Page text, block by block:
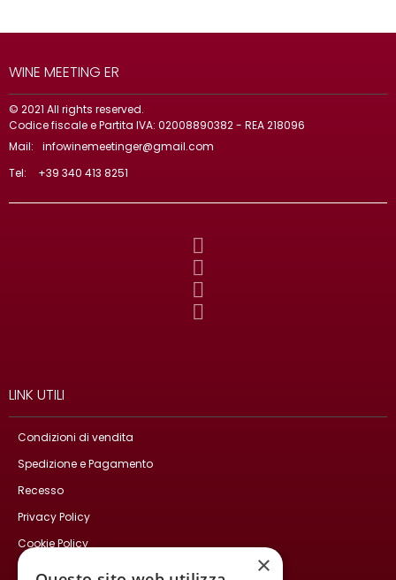
WINE MEETING ER
© 2021 All rights reserved.
Codice fiscale e Partita IVA: 02008890382 - REA 218096
Mail:
infowinemeetinger@gmail.com
Tel:
+39 340 413 8251
LINK UTILI
Condizioni di vendita
Spedizione e Pagamento
Recesso
Privacy Policy
Cookie Policy
×